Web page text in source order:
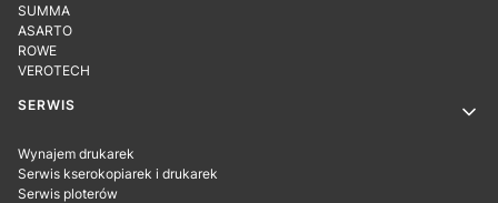
SUMMA
ASARTO
ROWE
VEROTECH
SERWIS
Wynajem drukarek
Serwis kserokopiarek i drukarek
Serwis ploterów